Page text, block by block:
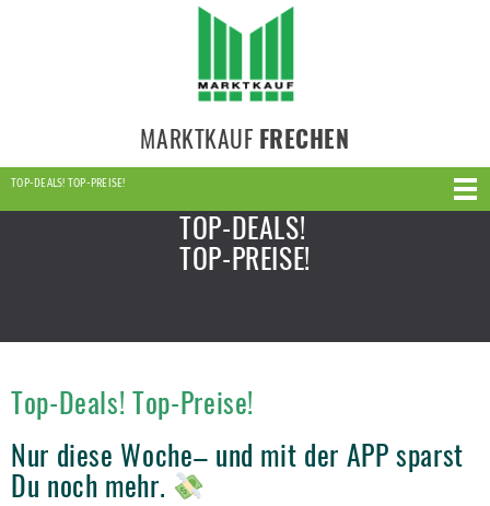
MARKTKAUF FRECHEN
TOP-DEALS! TOP-PREISE!
TOP-DEALS!
TOP-PREISE!
Top-Deals! Top-Preise!
Nur diese Woche– und mit der APP sparst
Du noch mehr.